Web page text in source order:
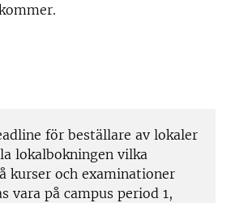
för beställare av lokaler
lokalbokningen vilka
kurser och examinationer
vara på campus period 1,